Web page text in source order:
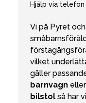
Hjälp via
Vi på Pyret
vilket
gäller
barnvagn eller
bilstol så har